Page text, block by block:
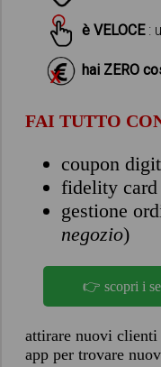
è VELOCE:
hai ZERO
FAI TUTTO
coupon
fidelity card
gestione
negozio)
👉 scopri i
attirare nuovi clienti
app per trovare